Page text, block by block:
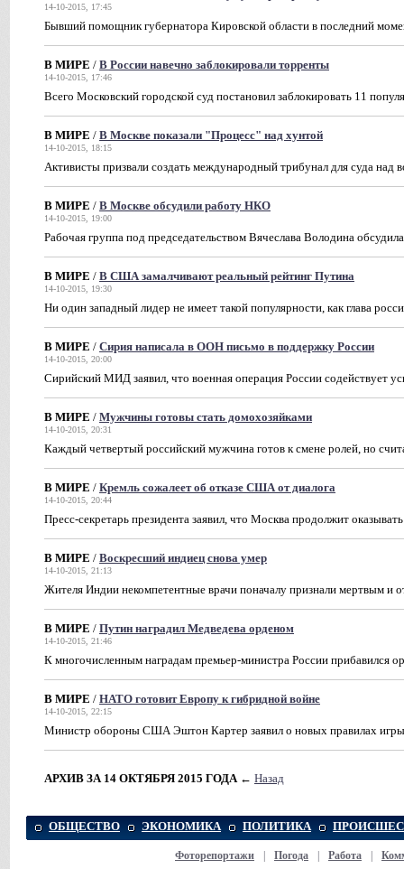
14-10-2015, 17:45
Бывший помощник губернатора Кировской области в последний
В МИРЕ / В России навечно заблокировали торренты
14-10-2015, 17:46
Всего Московский городской суд постановил заблокировать 11
В МИРЕ / В Москве показали "Процесс" над хунтой
14-10-2015, 18:15
Активисты призвали создать международный трибунал для суда
В МИРЕ / В Москве обсудили работу НКО
14-10-2015, 19:00
Рабочая группа под председательством Вячеслава Володина
В МИРЕ / В США замалчивают реальный рейтинг Путина
14-10-2015, 19:30
Ни один западный лидер не имеет такой популярности, как глава
В МИРЕ / Сирия написала в ООН письмо в поддержку России
14-10-2015, 20:00
Сирийский МИД заявил, что военная операция России содействует
В МИРЕ / Мужчины готовы стать домохозяйками
14-10-2015, 20:31
Каждый четвертый российский мужчина готов к смене ролей, но
В МИРЕ / Кремль сожалеет об отказе США от диалога
14-10-2015, 20:44
Пресс-секретарь президента заявил, что Москва продолжит
В МИРЕ / Воскресший индиец снова умер
14-10-2015, 21:13
Жителя Индии некомпетентные врачи поначалу признали мертвым и
В МИРЕ / Путин наградил Медведева орденом
14-10-2015, 21:46
К многочисленным наградам премьер-министра России прибавился
В МИРЕ / НАТО готовит Европу к гибридной войне
14-10-2015, 22:15
Министр обороны США Эштон Картер заявил о новых правилах
АРХИВ ЗА 14 ОКТЯБРЯ 2015 ГОДА ← Назад
ОБЩЕСТВО ЭКОНОМИКА ПОЛИТИКА
Фоторепортажи Погода Работа